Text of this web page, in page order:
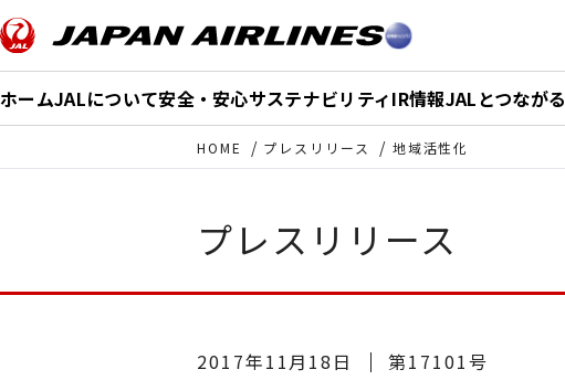
ホームJALについて安全・安心サステナビリティIR情報JALとつながる
HOME プレスリリース 地域活性化
プレスリリース
2017年11月18日 第17101号